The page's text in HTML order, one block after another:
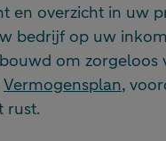
en overzicht in uw
bedrijf op uw
om zorgeloos
Vermogensplan,
rust.